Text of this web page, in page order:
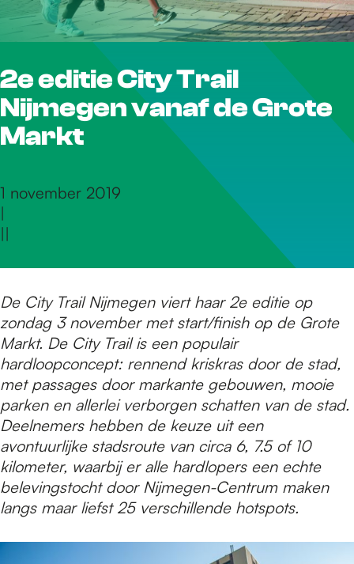
r
d
e
o
m
e
p
a
g
2e editie City Trail
Nijmegen vanaf de Grote
Markt
1 november 2019
|
||
De City Trail Nijmegen viert haar 2e editie op
zondag 3 november met start/finish op de Grote
Markt. De City Trail is een populair
hardloopconcept: rennend kriskras door de stad,
met passages door markante gebouwen, mooie
parken en allerlei verborgen schatten van de stad.
Deelnemers hebben de keuze uit een
avontuurlijke stadsroute van circa 6, 7.5 of 10
kilometer, waarbij er alle hardlopers een echte
belevingstocht door Nijmegen-Centrum maken
langs maar liefst 25 verschillende hotspots.